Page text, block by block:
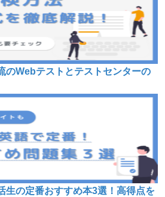
のWebテストとテストセンターの
生の定番おすすめ本3選！高得点を